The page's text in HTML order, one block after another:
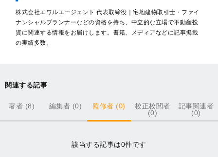
株式会社エワルエージェント 代表取締役｜宅地建物取引士・ファイ
ナンシャルプランナーなどの資格を持ち、中立的な立場で不動産投
資に関連する情報をお届けします。書籍、メディアなどに記事掲載
の実績多数。
関連する記事
著者 (8) 編集者 (0) 監修者 (0)
校正校閲者
(0)
記事関連者
(0)
該当する記事は0件です